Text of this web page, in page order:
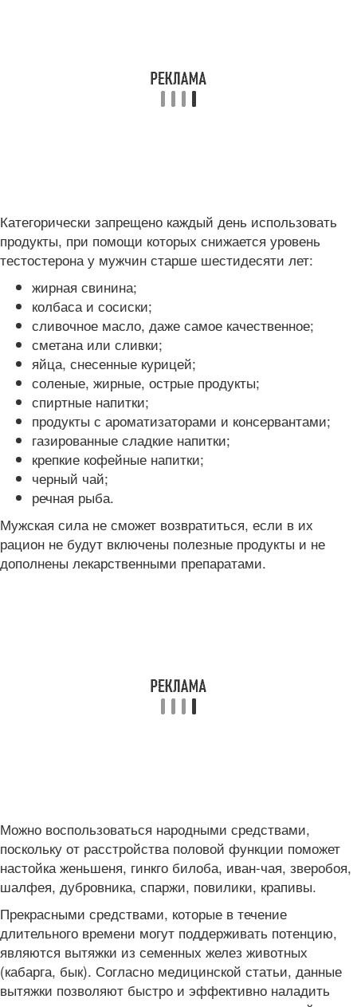
Категорически запрещено каждый день использовать
продукты, при помощи которых снижается уровень
тестостерона у мужчин старше шестидесяти лет:
жирная свинина;
колбаса и сосиски;
сливочное масло, даже самое качественное;
сметана или сливки;
яйца, снесенные курицей;
соленые, жирные, острые продукты;
спиртные напитки;
продукты с ароматизаторами и консервантами;
газированные сладкие напитки;
крепкие кофейные напитки;
черный чай;
речная рыба.
Мужская сила не сможет возвратиться, если в их
рацион не будут включены полезные продукты и не
дополнены лекарственными препаратами.
Можно воспользоваться народными средствами,
поскольку от расстройства половой функции поможет
настойка женьшеня, гинкго билоба, иван-чая, зверобоя,
шалфея, дубровника, спаржи, повилики, крапивы.
Прекрасными средствами, которые в течение
длительного времени могут поддерживать потенцию,
являются вытяжки из семенных желез животных
(кабарга, бык). Согласно медицинской статьи, данные
вытяжки позволяют быстро и эффективно наладить